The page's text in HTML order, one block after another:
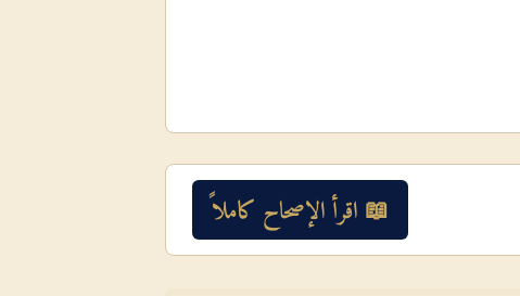
📖 اقرأ الإصحاح كاملاً